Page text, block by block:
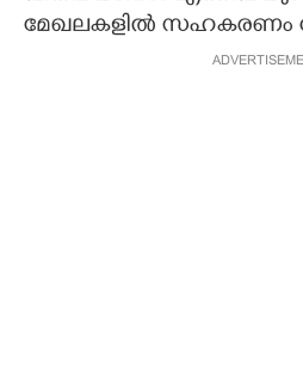
മേഖലകളിൽ സഹകരണം